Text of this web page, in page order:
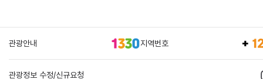
관광안내 지역번호
관광정보 수정/신규요청